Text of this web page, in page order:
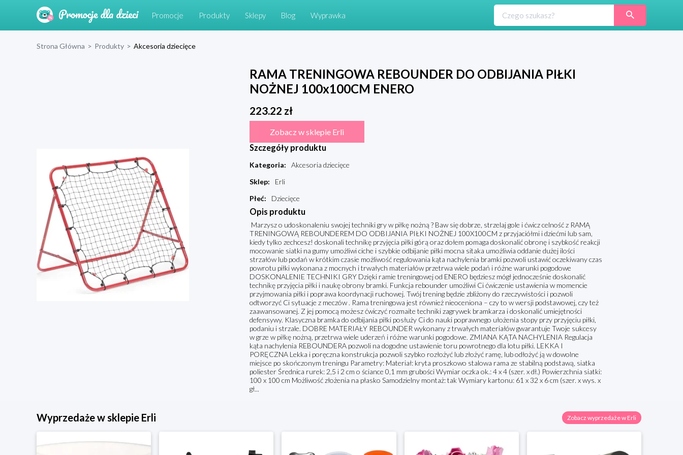
Promocje Produkty Sklepy Blog Wyprawka
Strona Główna > Produkty > Akcesoria dziecięce
RAMA TRENINGOWA REBOUNDER DO ODBIJANIA PIŁKI
NOŻNEJ 100x100CM ENERO
223.22 zł
Zobacz w sklepie Erli
Szczegóły produktu
Kategoria:
Akcesoria dziecięce
Sklep:
Erli
Płeć: Dziecięce
Opis produktu
Marzysz o udoskonaleniu swojej techniki gry w piłkę nożną ? Baw się dobrze, strzelaj gole i ćwicz celność z RAMĄ
TRENINGOWĄ REBOUNDEREM DO ODBIJANIA PIŁKI NOŻNEJ 100X100CM z przyjaciółmi i dziećmi lub sam,
kiedy tylko zechcesz! doskonali technikę przyjęcia piłki górą oraz dołem pomaga doskonalić obronę i szybkość reakcji
mocowanie siatki na gumy umożliwi ciche i szybkie odbijanie piłki mocna sitaka umożliwia oddanie dużej ilości
strzałów lub podań w krótkim czasie możliwość regulowania kąta nachylenia bramki pozwoli ustawić oczekiwany czas
powrotu piłki wykonana z mocnych i trwałych materiałów przetrwa wiele podań i różne warunki pogodowe
DOSKONALENIE TECHNIKI GRY Dzięki ramie treningowej od ENERO będziesz mógł jednocześnie doskonalić
technikę przyjęcia piłki i naukę obrony bramki. Funkcja rebounder umożliwi Ci ćwiczenie ustawienia w momencie
przyjmowania piłki i poprawa koordynacji ruchowej. Twój trening będzie zbliżony do rzeczywistości i pozwoli
odtworzyć Ci sytuacje z meczów . Rama treningowa jest również nieoceniona – czy to w wersji podstawowej, czy też
zaawansowanej. Z jej pomocą możesz ćwiczyć rozmaite techniki zagrywek bramkarza i doskonalić umiejętności
defensywy. Klasyczna bramka do odbijania piłki posłuży Ci do nauki poprawnego ułożenia stopy przy przyjęciu piłki,
podaniu i strzale. DOBRE MATERIAŁY REBOUNDER wykonany z trwałych materiałów gwarantuje Twoje sukcesy
w grze w piłkę nożną, przetrwa wiele uderzeń i różne warunki pogodowe. ZMIANA KĄTA NACHYLENIA Regulacja
kąta nachylenia REBOUNDERA pozwoli na dogodne ustawienie toru powrotnego dla lotu piłki. LEKKA I
PORĘCZNA Lekka i poręczna konstrukcja pozwoli szybko rozłożyć lub złożyć ramę, lub odłożyć ją w dowolne
miejsce po skończonym treningu Parametry: Materiał: kryta proszkowo stalowa rama ze stabilną podstawą, siatka
poliester Średnica rurek: 2,5 i 2 cm o ściance 0,1 mm grubości Wymiar oczka ok.: 4 x 4 (szer. x dł.) Powierzchnia siatki:
100 x 100 cm Możliwość złożenia na płasko Samodzielny montaż: tak Wymiary kartonu: 61 x 32 x 6 cm (szer. x wys. x
gł...
Wyprzedaże w sklepie Erli Zobacz wyprzedaże w Erli